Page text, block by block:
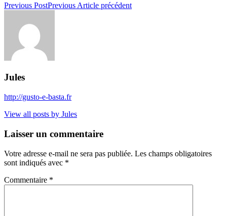
Previous PostPrevious Article précédent
Jules
http://gusto-e-basta.fr
View all posts by Jules
Laisser un commentaire
Votre adresse e-mail ne sera pas publiée. Les champs obligatoires
sont indiqués avec *
Commentaire *